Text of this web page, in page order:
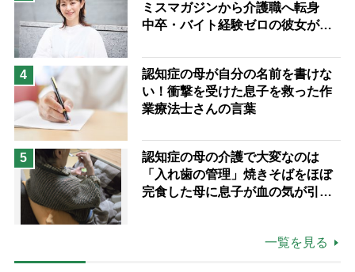
ミスマガジンから介護職へ転身
中卒・バイト経験ゼロの彼女が見
ながら自分らしくいられる」
4
認知症の母が自分の名前を書けな
い！衝撃を受けた息子を救った作
業療法士さんの言葉
5
認知症の母の介護で大変なのは
「入れ歯の管理」焼きそばをほぼ
完食した母に息子が血の気が引い
一覧を見る